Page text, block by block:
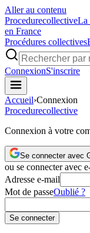
Aller au contenu
ProcedurecollectiveLa
en France
Procédures collectives
ConnexionS'inscrire
Accueil›Connexion
Procedurecollective
Connexion à votre
Se connecter avec
ou se connecter avec
Adresse e-mail
Mot de passeOublié ?
Se connecter